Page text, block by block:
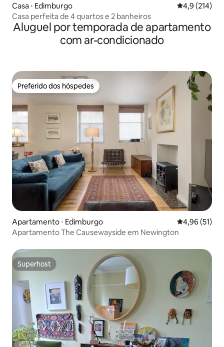
Casa ⋅ Edimburgo 4,9 de uma
4,9 (214)
Casa perfeita de 4 quartos e 2 banheiros
Aluguel por temporada de apartamento
com ar-condicionado
Preferido dos hóspedes
Preferido dos hóspedes
Apartamento ⋅ Edimburgo 4,96 de uma
4,96 (51)
Apartamento The Causewayside em Newington
Superhost
Superhost